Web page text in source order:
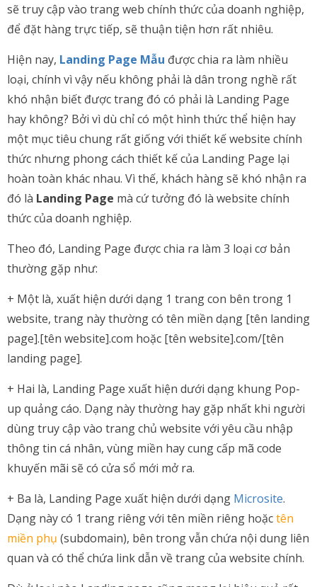
sẽ truy cập vào trang web chính thức của doanh nghiệp,
để đặt hàng trực tiếp, sẽ thuận tiện hơn rất nhiêu.
Hiện nay, Landing Page Mẫu được chia ra làm nhiều
loại, chính vì vậy nếu không phải là dân trong nghề rất
khó nhận biết được trang đó có phải là Landing Page
hay không? Bởi vì dù chỉ có một hình thức thể hiện hay
một mục tiêu chung rất giống với thiết kế website chính
thức nhưng phong cách thiết kế của Landing Page lại
hoàn toàn khác nhau. Vì thế, khách hàng sẽ khó nhận ra
đó là Landing Page mà cứ tưởng đó là website chính
thức của doanh nghiệp.
Theo đó, Landing Page được chia ra làm 3 loại cơ bản
thường gặp như:
+ Một là, xuất hiện dưới dạng 1 trang con bên trong 1
website, trang này thường có tên miền dạng [tên landing
page].[tên website].com hoặc [tên website].com/[tên
landing page].
+ Hai là, Landing Page xuất hiện dưới dạng khung Pop-
up quảng cáo. Dạng này thường hay gặp nhất khi người
dùng truy cập vào trang chủ website với yêu cầu nhập
thông tin cá nhân, vùng miền hay cung cấp mã code
khuyến mãi sẽ có cửa sổ mới mở ra.
+ Ba là, Landing Page xuất hiện dưới dạng Microsite.
Dạng này có 1 trang riêng với tên miền riêng hoặctên
miền phụ (subdomain), bên trong vẫn chứa nội dung liên
quan và có thể chứa link dẫn về trang của website chính.